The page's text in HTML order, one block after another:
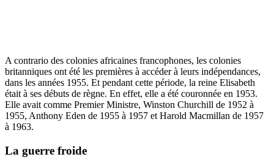
A contrario des colonies africaines francophones, les colonies
britanniques ont été les premières à accéder à leurs indépendances,
dans les années 1955. Et pendant cette période, la reine Elisabeth
était à ses débuts de règne. En effet, elle a été couronnée en 1953.
Elle avait comme Premier Ministre, Winston Churchill de 1952 à
1955, Anthony Eden de 1955 à 1957 et Harold Macmillan de 1957
à 1963.
La guerre froide